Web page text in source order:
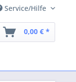
Service/Hilfe
0,00 € *